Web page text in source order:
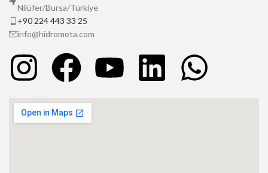
Nilüfer/Bursa/Türkiye
+90 224 443 33 25
info@hidrometa.com